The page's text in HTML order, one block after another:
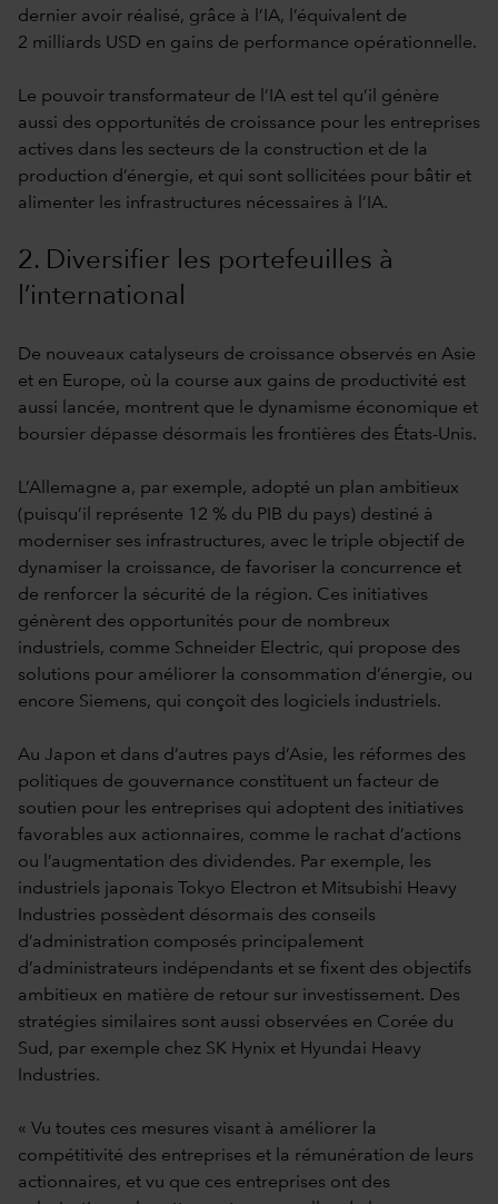
dernier avoir réalisé, grâce à l’IA, l’équivalent de
2 milliards USD en gains de performance opérationnelle.
Le pouvoir transformateur de l’IA est tel qu’il génère
aussi des opportunités de croissance pour les entreprises
actives dans les secteurs de la construction et de la
production d’énergie, et qui sont sollicitées pour bâtir et
alimenter les infrastructures nécessaires à l’IA.
2. Diversifier les portefeuilles à
l’international
De nouveaux catalyseurs de croissance observés en Asie
et en Europe, où la course aux gains de productivité est
aussi lancée, montrent que le dynamisme économique et
boursier dépasse désormais les frontières des États-Unis.
L’Allemagne a, par exemple, adopté un plan ambitieux
(puisqu’il représente 12 % du PIB du pays) destiné à
moderniser ses infrastructures, avec le triple objectif de
dynamiser la croissance, de favoriser la concurrence et
de renforcer la sécurité de la région. Ces initiatives
génèrent des opportunités pour de nombreux
industriels, comme Schneider Electric, qui propose des
solutions pour améliorer la consommation d’énergie, ou
encore Siemens, qui conçoit des logiciels industriels.
Au Japon et dans d’autres pays d’Asie, les réformes des
politiques de gouvernance constituent un facteur de
soutien pour les entreprises qui adoptent des initiatives
favorables aux actionnaires, comme le rachat d’actions
ou l’augmentation des dividendes. Par exemple, les
industriels japonais Tokyo Electron et Mitsubishi Heavy
Industries possèdent désormais des conseils
d’administration composés principalement
d’administrateurs indépendants et se fixent des objectifs
ambitieux en matière de retour sur investissement. Des
stratégies similaires sont aussi observées en Corée du
Sud, par exemple chez SK Hynix et Hyundai Heavy
Industries.
« Vu toutes ces mesures visant à améliorer la
compétitivité des entreprises et la rémunération de leurs
actionnaires, et vu que ces entreprises ont des